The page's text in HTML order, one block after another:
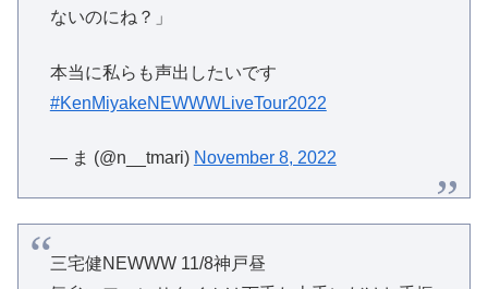
ないのにね？」
本当に私らも声出したいです
#KenMiyakeNEWWWLiveTour2022
— ま (@n__tmari) November 8, 2022
三宅健NEWWW 11/8神戸昼